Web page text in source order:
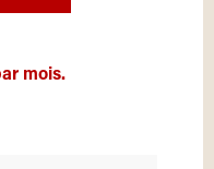
mois.